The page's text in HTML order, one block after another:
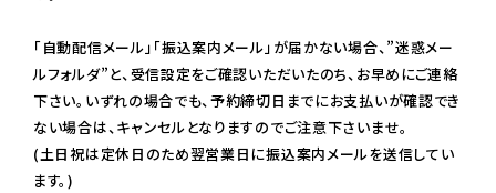
「自動配信メール」「振込案内メール」が届かない場合、”迷惑メー
ルフォルダ”と、受信設定をご確認いただいたのち、お早めにご連絡
下さい。いずれの場合でも、予約締切日までにお支払いが確認でき
ない場合は、キャンセルとなりますのでご注意下さいませ。
(土日祝は定休日のため翌営業日に振込案内メールを送信してい
ます。)